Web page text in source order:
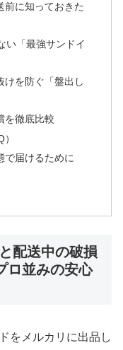
前に知っておきた
い「最強サンドイ
けを防ぐ「盤出し
を徹底比較
で届けるために
配送中の破損
ロ並みの安心
をメルカリに出品し